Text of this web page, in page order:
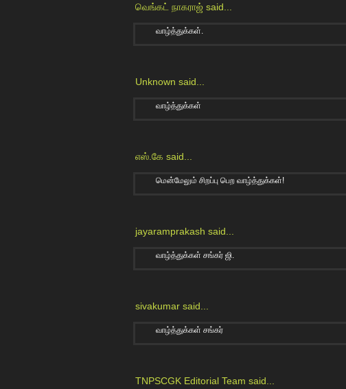
வெங்கட் நாகராஜ் said...
வாழ்த்துக்கள்.
Unknown said...
வாழ்த்துக்கள்
எஸ்.கே said...
மென்மேலும் சிறப்பு பெற வாழ்த்துக்கள்!
jayaramprakash said...
வாழ்த்துக்கள் சங்கர் ஜி.
sivakumar said...
வாழ்த்துக்கள் சங்கர்
TNPSCGK Editorial Team said...